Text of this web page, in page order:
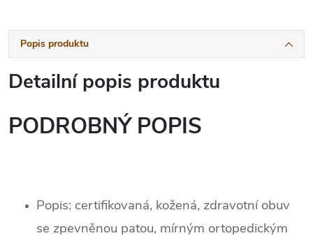
Popis produktu
Detailní popis produktu
PODROBNÝ POPIS
Popis: certifikovaná, kožená, zdravotní obuv
se zpevněnou patou, mírným ortopedickým